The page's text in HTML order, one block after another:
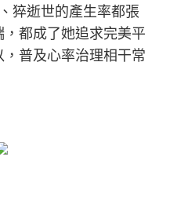
猝逝世的產生率都張
都成了她追求完美平
普及心率治理相干常